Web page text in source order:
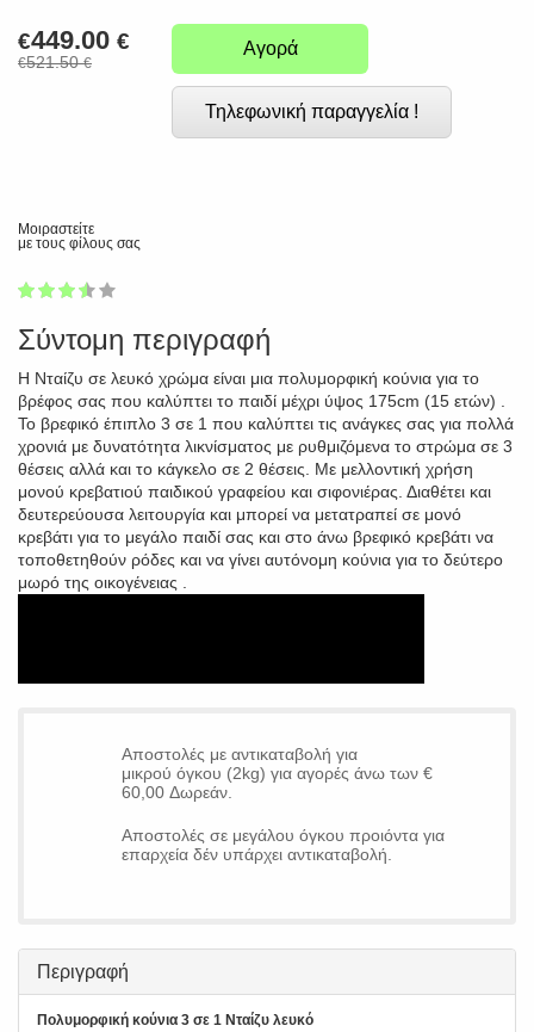
€449.00 €
€521.50€
Αγορά
Τηλεφωνική παραγγελία !
Μοιραστείτε
με τους φίλους σας
1
2
3
4
5
Σύντομη περιγραφή
Η Νταίζυ σε λευκό χρώμα είναι μια πολυμορφική κούνια για το
βρέφος σας που καλύπτει το παιδί μέχρι ύψος 175cm (15 ετών) .
Το βρεφικό έπιπλο 3 σε 1 που καλύπτει τις ανάγκες σας για πολλά
χρονιά με δυνατότητα λικνίσματος με ρυθμιζόμενα το στρώμα σε 3
θέσεις αλλά και το κάγκελο σε 2 θέσεις. Με μελλοντική χρήση
μονού κρεβατιού παιδικού γραφείου και σιφονιέρας. Διαθέτει και
δευτερεύουσα λειτουργία και μπορεί να μετατραπεί σε μονό
κρεβάτι για το μεγάλο παιδί σας και στο άνω βρεφικό κρεβάτι να
τοποθετηθούν ρόδες και να γίνει αυτόνομη κούνια για το δεύτερο
μωρό της οικογένειας .
Αποστολές με αντικαταβολή για
μικρού όγκου (2kg) για αγορές άνω των €
60,00 Δωρεάν.
Αποστολές σε μεγάλου όγκου προιόντα για
επαρχεία δέν υπάρχει αντικαταβολή.
Περιγραφή
Πολυμορφική κούνια 3 σε 1 Νταίζυ λευκό